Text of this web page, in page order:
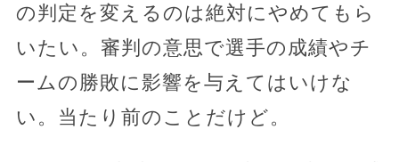
の判定を変えるのは絶対にやめてもら
いたい。審判の意思で選手の成績やチ
ームの勝敗に影響を与えてはいけな
い。当たり前のことだけど。